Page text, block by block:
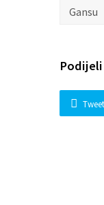
Gansu
Podijeli
Tweet